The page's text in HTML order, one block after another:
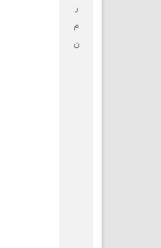
ر
م
ن